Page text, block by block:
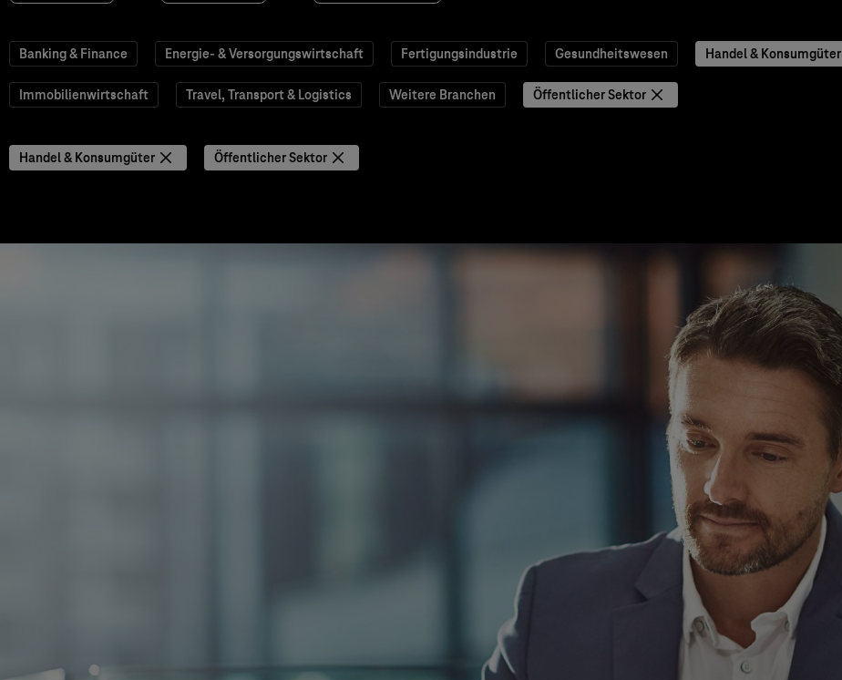
Banking & Finance Energie- & Versorgungswirtschaft Fertigungsindustrie Gesundheitswesen Handel & Konsumgüter
Immobilienwirtschaft Travel, Transport & Logistics Weitere Branchen Öffentlicher Sektor
Handel & Konsumgüter Öffentlicher Sektor